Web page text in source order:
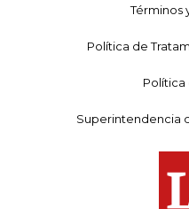
Términos
Política de
Política
Superintendencia